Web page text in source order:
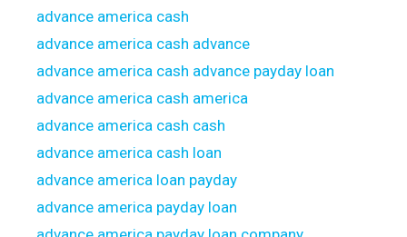
advance america cash
advance america cash advance
advance america cash advance payday loan
advance america cash america
advance america cash cash
advance america cash loan
advance america loan payday
advance america payday loan